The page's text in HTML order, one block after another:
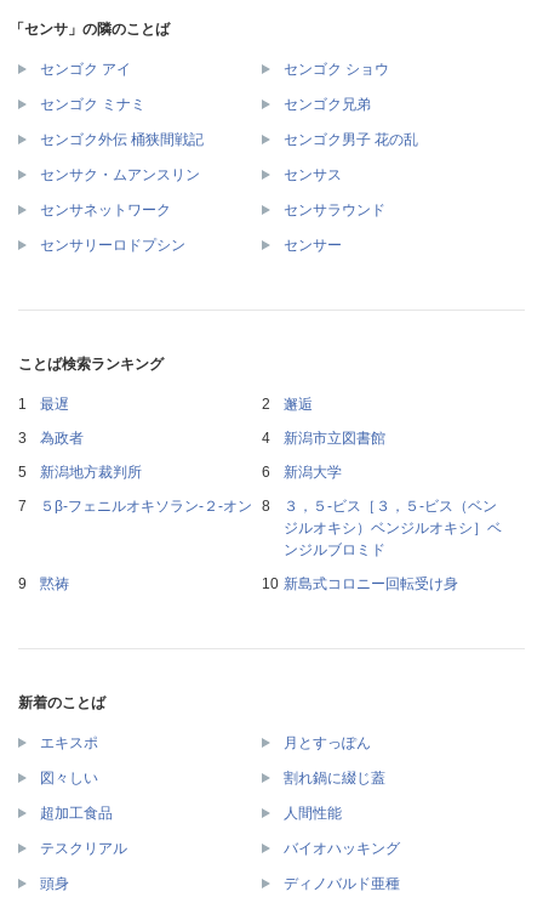
「センサ」の隣のことば
センゴク アイ センゴク ショウ
センゴク ミナミ センゴク兄弟
センゴク外伝 桶狭間戦記 センゴク男子 花の乱
センサク・ムアンスリン センサス
センサネットワーク センサラウンド
センサリーロドプシン センサー
ことば検索ランキング
最遅
邂逅
為政者
新潟市立図書館
新潟地方裁判所
新潟大学
５β‐フェニルオキソラン‐２‐オン
３，５‐ビス［３，５‐ビス（ベン
ジルオキシ）ベンジルオキシ］ベ
ンジルブロミド
黙祷
新島式コロニー回転受け身
新着のことば
エキスポ 月とすっぽん
図々しい 割れ鍋に綴じ蓋
超加工食品 人間性能
テスクリアル バイオハッキング
頭身 ディノバルド亜種